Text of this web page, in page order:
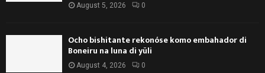
August 5, 2026 0
Ocho bishitante rekonóse komo embahador di
Boneiru na luna di yüli
August 4, 2026 0